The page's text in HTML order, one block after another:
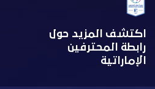
اكتشف المزيد حول
رابطة المحترفين
الإماراتية